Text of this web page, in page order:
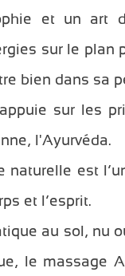
et un art
sur le plan
bien dans sa
sur les
l'Ayurvéda.
naturelle est
et l’esprit.
au sol, nu
le massage